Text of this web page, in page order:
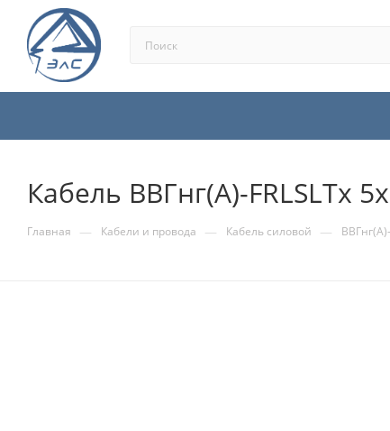
Кабель ВВГнг(А)-FRLSLTx
Главная — Кабели и провода — Кабель силовой —